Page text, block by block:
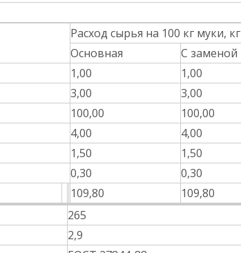
Расход сырья на 100 кг муки, кг
Основная
С заменой
1,00
1,00
3,00
3,00
100,00
100,00
4,00
4,00
1,50
1,50
0,30
0,30
109,80
109,80
265
2,9